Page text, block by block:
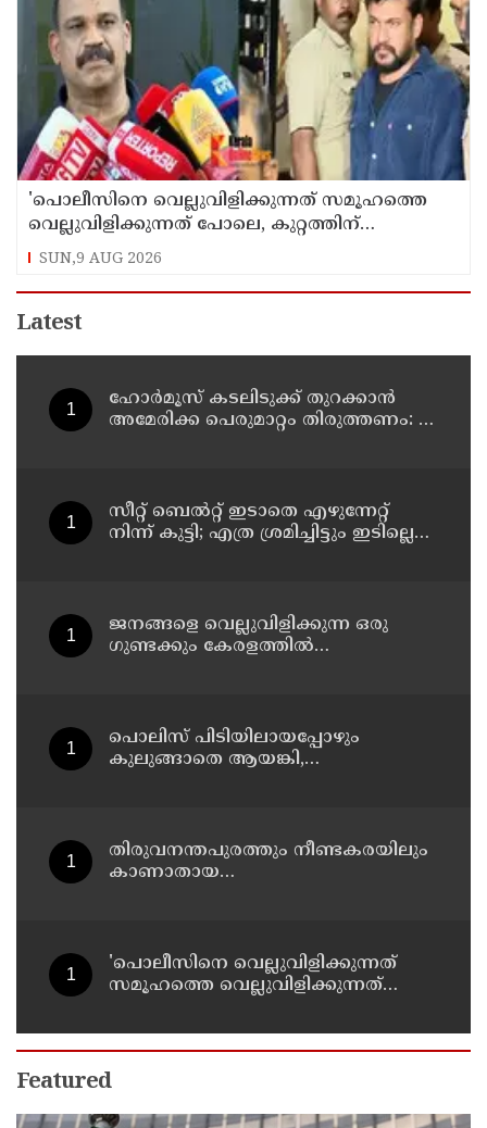
'പൊലീസിനെ വെല്ലുവിളിക്കുന്നത് സമൂഹത്തെ
വെല്ലുവിളിക്കുന്നത് പോലെ, കുറ്റത്തിന്
അനുസരിച്ച് ശിക്ഷ നല്‍കും':എഡിജിപി
SUN,9 AUG 2026
Latest
ഹോര്‍മൂസ് കടലിടുക്ക് തുറക്കാന്‍
അമേരിക്ക പെരുമാറ്റം തിരുത്തണം: 6
സീറ്റ് ബെല്‍റ്റ് ഇടാതെ എഴുന്നേറ്റ്
നിന്ന് കുട്ടി; എത്ര ശ്രമിച്ചിട്ടും ഇടില്ലെന്ന്
ജനങ്ങളെ വെല്ലുവിളിക്കുന്ന ഒരു
ഗുണ്ടക്കും കേരളത്തില്‍
പൊലിസ് പിടിയിലായപ്പോഴും
കുലുങ്ങാതെ ആയങ്കി,
തിരുവനന്തപുരത്തും നീണ്ടകരയിലും
കാണാതായ
'പൊലീസിനെ വെല്ലുവിളിക്കുന്നത്
സമൂഹത്തെ വെല്ലുവിളിക്കുന്നത്
ശിക്ഷ നല്‍കും':എഡിജിപി
Featured